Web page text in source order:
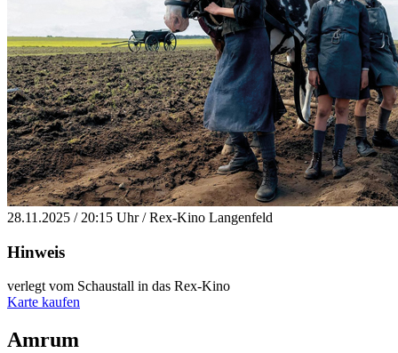
28.11.2025 / 20:15 Uhr / Rex-Kino Langenfeld
Hinweis
verlegt vom Schaustall in das Rex-Kino
Karte kaufen
Amrum